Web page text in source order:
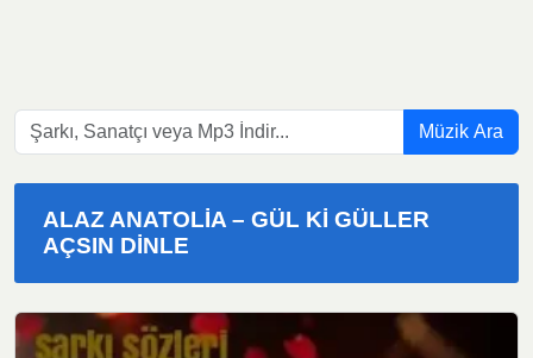
Müzik Ara
ALAZ ANATOLIA – GÜL KI GÜLLER
AÇSIN DINLE